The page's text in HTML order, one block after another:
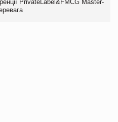
PrivateLabel&FMCG Master-